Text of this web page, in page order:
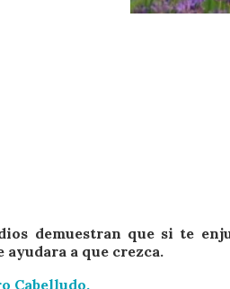
demuestran que si te
ayudara a que crezca.
Cabelludo.